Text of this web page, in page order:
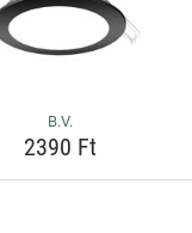
B.V.
2390 Ft